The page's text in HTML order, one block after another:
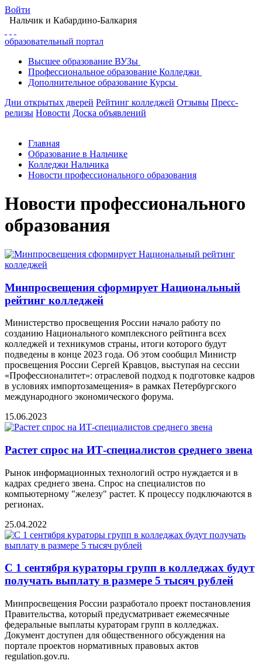
Войти
Нальчик и Кабардино-Балкария
образовательный портал
Высшее образование ВУЗы
Профессиональное образование Колледжи
Дополнительное образование Курсы
Дни открытых дверей Рейтинг колледжей Отзывы Пресс-
релизы Новости Доска объявлений
Главная
Образование в Нальчике
Колледжи Нальчика
Новости профессионального образования
Новости профессионального
образования
Минпросвещения сформирует Национальный
рейтинг колледжей
Министерство просвещения России начало работу по
созданию Национального комплексного рейтинга всех
колледжей и техникумов страны, итоги которого будут
подведены в конце 2023 года. Об этом сообщил Министр
просвещения России Сергей Кравцов, выступая на сессии
«Профессионалитет»: отраслевой подход к подготовке кадров
в условиях импортозамещения» в рамках Петербургского
международного экономического форума.
15.06.2023
Растет спрос на ИТ-специалистов среднего звена
Рынок информационных технологий остро нуждается и в
кадрах среднего звена. Спрос на специалистов по
компьютерному "железу" растет. К процессу подключаются в
регионах.
25.04.2022
С 1 сентября кураторы групп в колледжах будут
получать выплату в размере 5 тысяч рублей
Минпросвещения России разработало проект постановления
Правительства, который предусматривает ежемесячные
федеральные выплаты кураторам групп в колледжах.
Документ доступен для общественного обсуждения на
портале проектов нормативных правовых актов
regulation.gov.ru.